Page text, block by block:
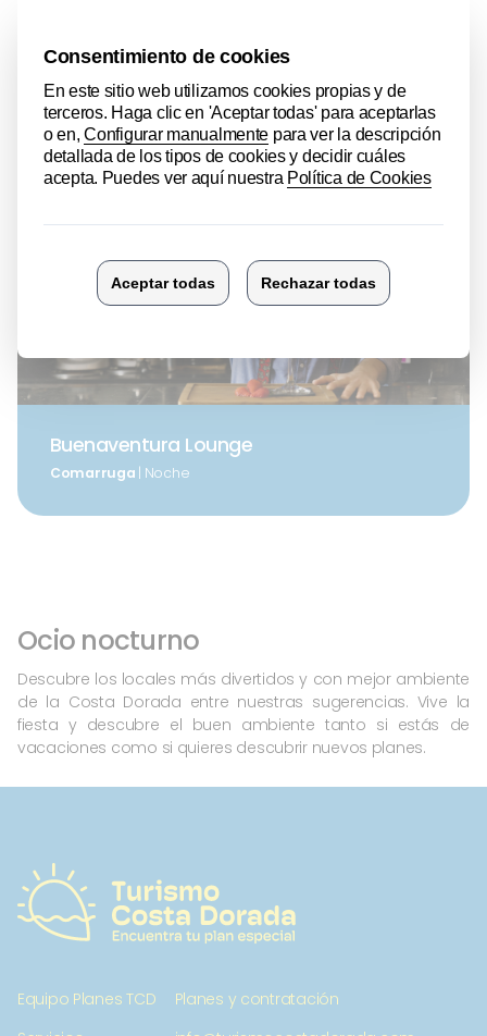
Cambrils| Noche
Buenaventura Lounge
Comarruga | Noche
Ocio nocturno
Descubre los locales más divertidos y con mejor ambiente
de la Costa Dorada entre nuestras sugerencias. Vive la
fiesta y descubre el buen ambiente tanto si estás de
vacaciones como si quieres descubrir nuevos planes.
Equipo Planes TCD
Planes y contratación